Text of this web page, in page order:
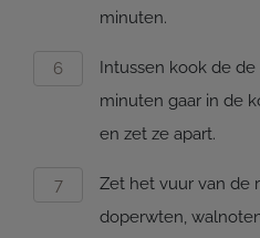
minuten.
Intussen kook de
minuten gaar in de
en zet ze apart.
Zet het vuur van de
doperwten,